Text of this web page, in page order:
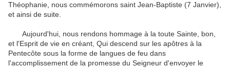
Théophanie, nous commémorons saint Jean-Baptiste (7 Janvier),
et ainsi de suite.
Aujourd'hui, nous rendons hommage à la toute Sainte, bon,
et l'Esprit de vie en créant, Qui descend sur les apôtres à la
Pentecôte sous la forme de langues de feu dans
l'accomplissement de la promesse du Seigneur d'envoyer le